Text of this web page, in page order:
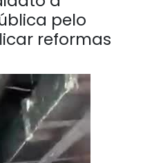
pelo
reformas